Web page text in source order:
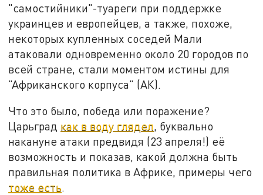
"самостийники"-туареги при поддержке
украинцев и европейцев, а также, похоже,
некоторых купленных соседей Мали
атаковали одновременно около 20 городов по
всей стране, стали моментом истины для
"Африканского корпуса" (АК).
Что это было, победа или поражение?
Царьград как в воду глядел, буквально
накануне атаки предвидя (23 апреля!) её
возможность и показав, какой должна быть
правильная политика в Африке, примеры чего
тоже есть.